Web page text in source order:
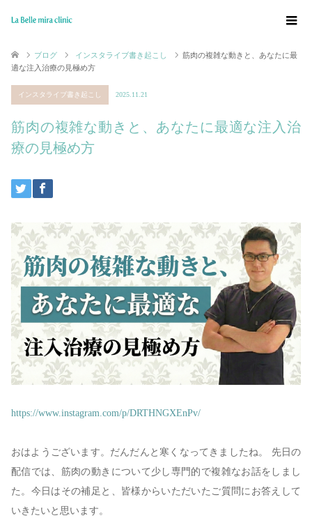
ブログ インスタライブ書き起こし
筋肉の複雑な動きと、あなたに最
適な注入治療の見極め方
インスタライブ書き起こし 2025.11.21
筋肉の複雑な動きと、あなたに最適な注入治
療の見極め方
https://www.instagram.com/p/DRTHNGXEnPv/
おはようございます。だんだんと寒くなってきましたね。 先日の
配信では、筋肉の動きについて少し専門的で複雑なお話をしまし
た。今日はその補足と、皆様からいただいたご質問にお答えして
いきたいと思います。